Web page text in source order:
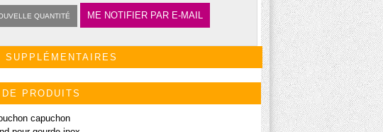
QUANTITÉ ME NOTIFIER PAR E-MAIL
SUPPLÉMENTAIRES
PRODUITS
capuchon